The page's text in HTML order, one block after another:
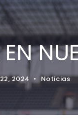
2024 • Noticias